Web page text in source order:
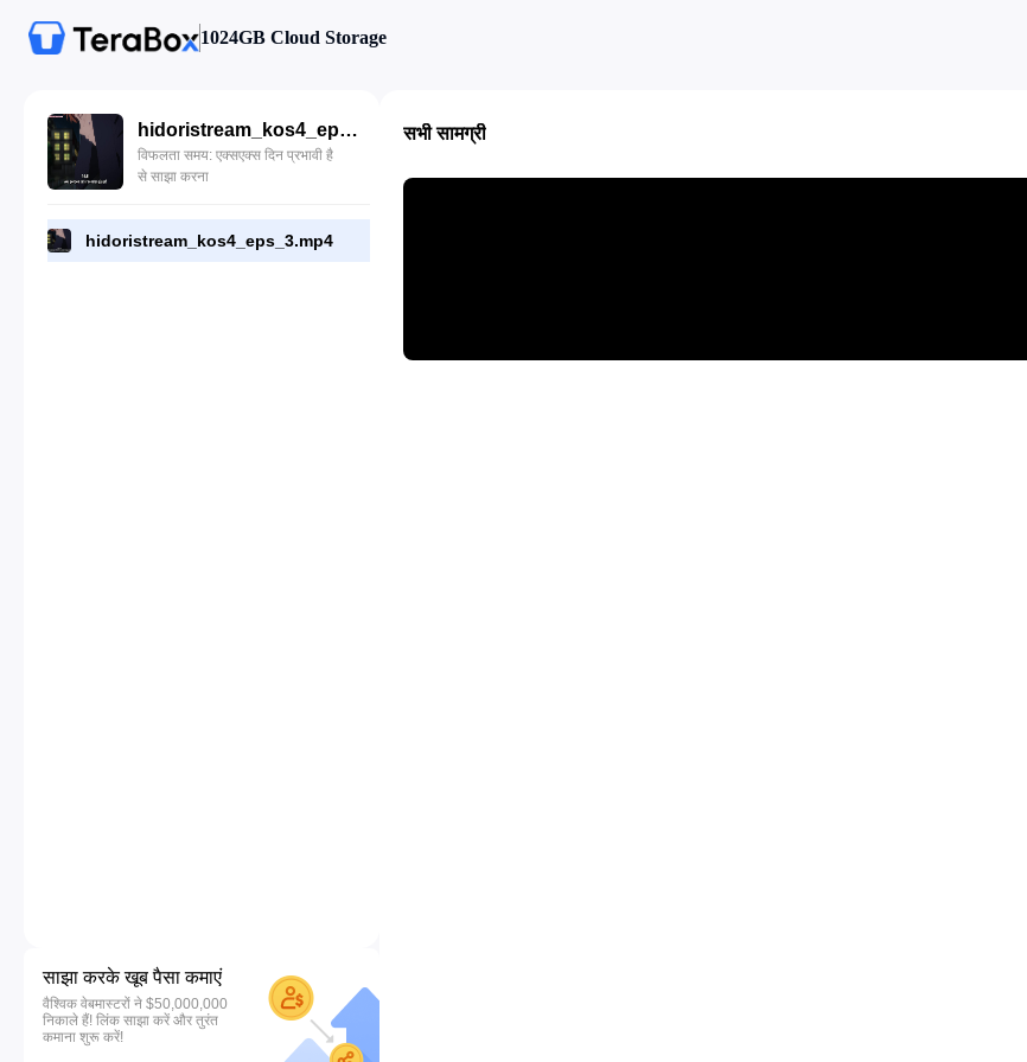
1024GB Cloud Storage
hidoristream_kos4_eps_3.mp4
विफलता समय: एक्सएक्स दिन प्रभावी है
से साझा करना
hidoristream_kos4_eps_3.mp4
साझा करके खूब पैसा कमाएं
वैश्विक वेबमास्टरों ने $50,000,000
निकाले हैं! लिंक साझा करें और तुरंत
कमाना शुरू करें!
सभी सामग्री